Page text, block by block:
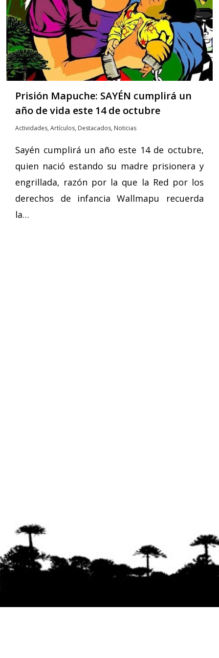
Prisión Mapuche: SAYÉN cumplirá un
año de vida este 14 de octubre
Actividades,Artículos, Destacados, Noticias
Sayén cumplirá un año este 14 de octubre,
quien nació estando su madre prisionera y
engrillada, razón por la que la Red por los
derechos de infancia Wallmapu recuerda
la…